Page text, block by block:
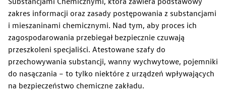
zakres informacji oraz zasady postępowania z substancjami
i mieszaninami chemicznymi. Nad tym, aby proces ich
zagospodarowania przebiegał bezpiecznie czuwają
przeszkoleni specjaliści. Atestowane szafy do
przechowywania substancji, wanny wychwytowe, pojemniki
do nasączania – to tylko niektóre z urządzeń wpływających
na bezpieczeństwo chemiczne zakładu.